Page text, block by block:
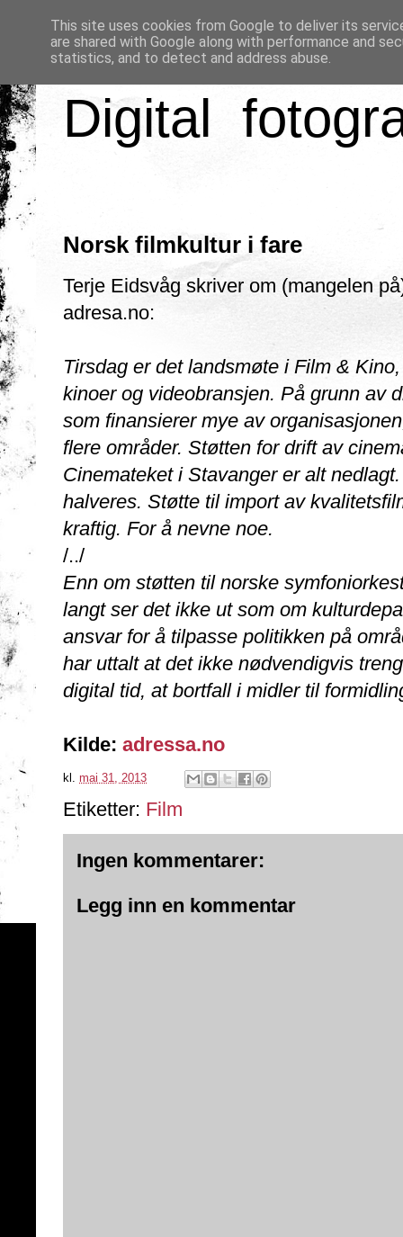
Digital
Norsk filmkultur i fare
Terje Eidsvåg skriver om (mangelen
adresa.no:
Tirsdag er det landsmøte i Film &
kinoer og videobransjen. På grunn av
som finansierer mye av
flere områder. Støtten for drift av
Cinemateket i Stavanger er alt
halveres. Støtte til import av
kraftig. For å nevne noe.
/../
Enn om støtten til norske
langt ser det ikke ut som om
ansvar for å tilpasse politikken på
har uttalt at det ikke nødvendigvis
digital tid, at bortfall i midler til
Kilde: adressa.no
kl. mai 31, 2013
Etiketter: Film
Ingen kommentarer:
Legg inn en kommentar
This site uses cookies from Google to deliver its
are shared with Google along with performance and
statistics, and to detect and address abuse.